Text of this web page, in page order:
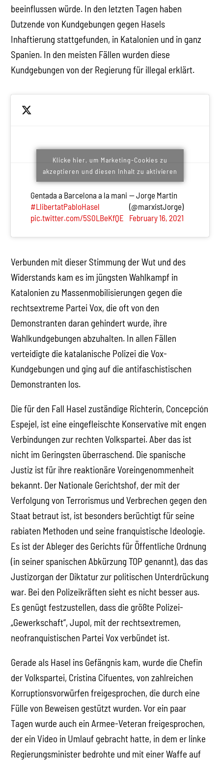
beeinflussen würde. In den letzten Tagen haben
Dutzende von Kundgebungen gegen Hasels
Inhaftierung stattgefunden, in Katalonien und in ganz
Spanien. In den meisten Fällen wurden diese
Kundgebungen von der Regierung für illegal erklärt.
Gentada a Barcelona a la mani
#LlibertatPabloHasel
pic.twitter.com/5S0LBeKfQE
— Jorge Martin
(@marxistJorge)
February 16, 2021
Klicke hier, um Marketing-Cookies zu
akzeptieren und diesen Inhalt zu aktivieren
Verbunden mit dieser Stimmung der Wut und des
Widerstands kam es im jüngsten Wahlkampf in
Katalonien zu Massenmobilisierungen gegen die
rechtsextreme Partei Vox, die oft von den
Demonstranten daran gehindert wurde, ihre
Wahlkundgebungen abzuhalten. In allen Fällen
verteidigte die katalanische Polizei die Vox-
Kundgebungen und ging auf die antifaschistischen
Demonstranten los.
Die für den Fall Hasel zuständige Richterin, Concepción
Espejel, ist eine eingefleischte Konservative mit engen
Verbindungen zur rechten Volkspartei. Aber das ist
nicht im Geringsten überraschend. Die spanische
Justiz ist für ihre reaktionäre Voreingenommenheit
bekannt. Der Nationale Gerichtshof, der mit der
Verfolgung von Terrorismus und Verbrechen gegen den
Staat betraut ist, ist besonders berüchtigt für seine
rabiaten Methoden und seine franquistische Ideologie.
Es ist der Ableger des Gerichts für Öffentliche Ordnung
(in seiner spanischen Abkürzung TOP genannt), das das
Justizorgan der Diktatur zur politischen Unterdrückung
war. Bei den Polizeikräften sieht es nicht besser aus.
Es genügt festzustellen, dass die größte Polizei-
„Gewerkschaft“, Jupol, mit der rechtsextremen,
neofranquistischen Partei Vox verbündet ist.
Gerade als Hasel ins Gefängnis kam, wurde die Chefin
der Volkspartei, Cristina Cifuentes, von zahlreichen
Korruptionsvorwürfen freigesprochen, die durch eine
Fülle von Beweisen gestützt wurden. Vor ein paar
Tagen wurde auch ein Armee-Veteran freigesprochen,
der ein Video in Umlauf gebracht hatte, in dem er linke
Regierungsminister bedrohte und mit einer Waffe auf